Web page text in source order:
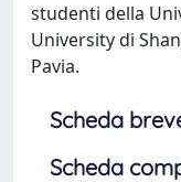
studenti della
University di
Pavia.
Scheda
Scheda